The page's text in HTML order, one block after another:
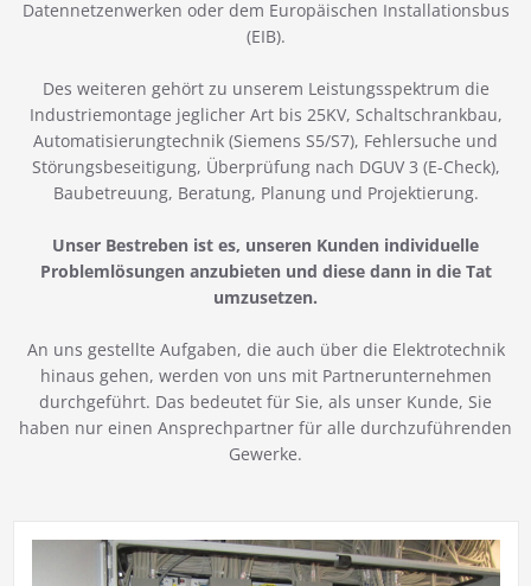
Datennetzenwerken oder dem Europäischen Installationsbus
(EIB).
Des weiteren gehört zu unserem Leistungsspektrum die
Industriemontage jeglicher Art bis 25KV, Schaltschrankbau,
Automatisierungtechnik (Siemens S5/S7), Fehlersuche und
Störungsbeseitigung, Überprüfung nach DGUV 3 (E-Check),
Baubetreuung, Beratung, Planung und Projektierung.
Unser Bestreben ist es, unseren Kunden individuelle
Problemlösungen anzubieten und diese dann in die Tat
umzusetzen.
An uns gestellte Aufgaben, die auch über die Elektrotechnik
hinaus gehen, werden von uns mit Partnerunternehmen
durchgeführt. Das bedeutet für Sie, als unser Kunde, Sie
haben nur einen Ansprechpartner für alle durchzuführenden
Gewerke.